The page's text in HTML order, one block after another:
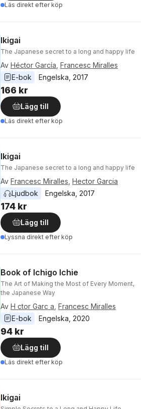
Läs direkt efter köp
Ikigai
The Japanese secret to a long and happy life
Av Héctor García Francesc Miralles
E-bok
Engelska 2017
166 kr
Lägg till
Läs direkt efter köp
Ikigai
The Japanese secret to a long and happy life
Av Francesc Miralles Hector Garcia
Ljudbok
Engelska 2017
174 kr
Lägg till
Lyssna direkt efter köp
Book of Ichigo Ichie
The Art of Making the Most of Every Moment,
the Japanese Way
Av H ctor Garc a Francesc Miralles
E-bok
Engelska 2020
94 kr
Lägg till
Läs direkt efter köp
Ikigai